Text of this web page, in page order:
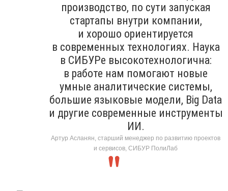
производство, по сути запуская
стартапы внутри компании,
и хорошо ориентируется
в современных технологиях. Наука
в СИБУРе высокотехнологична:
в работе нам помогают новые
умные аналитические системы,
большие языковые модели, Big Data
и другие современные инструменты
ИИ.
Артур Асланян, старший менеджер по развитию проектов
и сервисов, СИБУР ПолиЛаб